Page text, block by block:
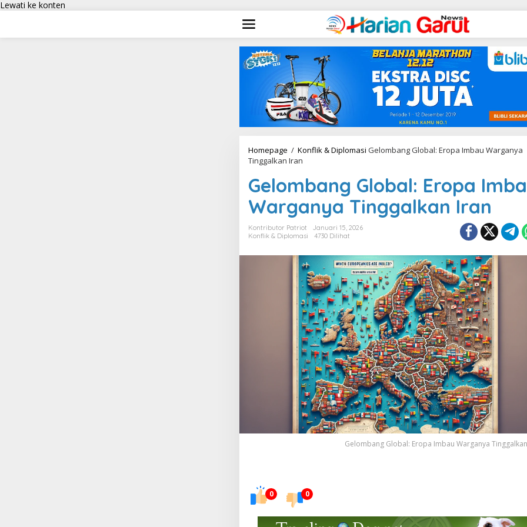
Lewati ke konten
Homepage / Konflik & Diplomasi Gelombang Global: Eropa Imbau Warganya
Tinggalkan Iran
Gelombang Global: Eropa
Warganya Tinggalkan Iran
Kontributor Patriot
Januari 15, 2026
Konflik & Diplomasi
4730 Dilihat
Gelombang Global: Eropa Imbau Warganya
0 0